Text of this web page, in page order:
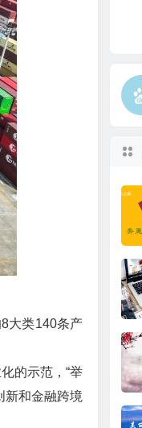
大类140条产
的示范，“举
新和金融跨境